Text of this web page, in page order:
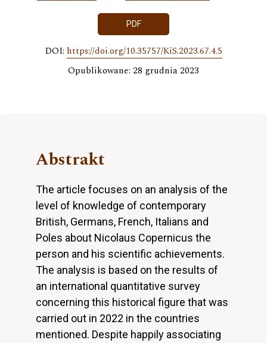
PDF
DOI: https://doi.org/10.35757/KiS.2023.67.4.5
Opublikowane: 28 grudnia 2023
Abstrakt
The article focuses on an analysis of the
level of knowledge of contemporary
British, Germans, French, Italians and
Poles about Nicolaus Copernicus the
person and his scientific achievements.
The analysis is based on the results of
an international quantitative survey
concerning this historical figure that was
carried out in 2022 in the countries
mentioned. Despite happily associating